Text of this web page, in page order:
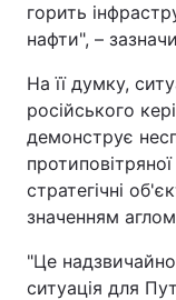
горить
нафти", –
На її думку,
російського
демонструє
стратегічні
значенням
"Це
ситуація для